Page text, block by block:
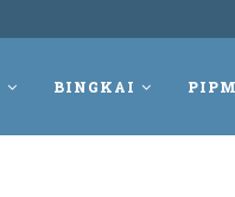
PERLAWANAN...
BINGKAI